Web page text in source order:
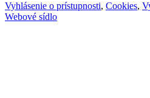
Vyhlásenie o prístupnosti, Cookies,
Webové sídlo